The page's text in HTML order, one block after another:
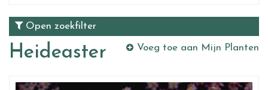
Open zoekfilter
Heideaster Voeg toe aan Mijn Planten